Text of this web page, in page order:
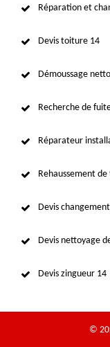
Réparation et
Devis toiture 14
Démoussage
Recherche de
Réparateur
Rehaussement
Devis
Devis nettoyage
Devis zingueur 14
©